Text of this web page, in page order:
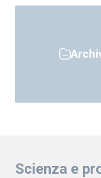
Scienza e